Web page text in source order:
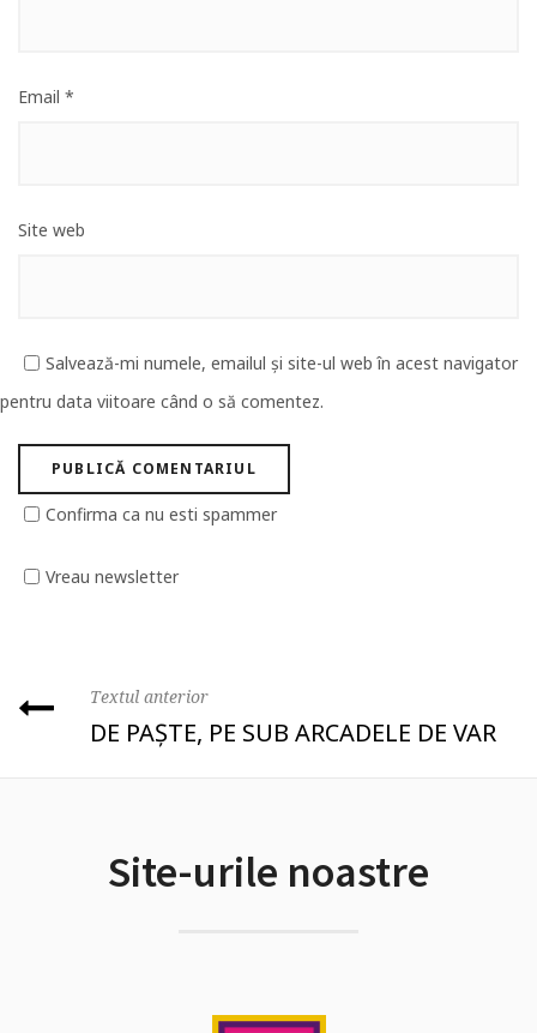
Email *
Site web
Salvează-mi numele, emailul și site-ul web în acest navigator
pentru data viitoare când o să comentez.
Confirma ca nu esti spammer
Vreau newsletter
Textul anterior
DE PAȘTE, PE SUB ARCADELE DE VAR
Site-urile noastre